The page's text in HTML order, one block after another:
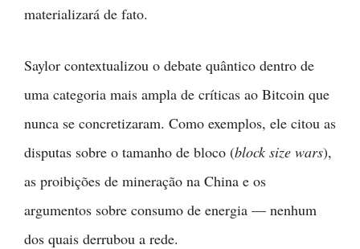
materializará de fato.
Saylor contextualizou o debate quântico dentro de
uma categoria mais ampla de críticas ao Bitcoin que
nunca se concretizaram. Como exemplos, ele citou as
disputas sobre o tamanho de bloco (block size wars),
as proibições de mineração na China e os
argumentos sobre consumo de energia — nenhum
dos quais derrubou a rede.